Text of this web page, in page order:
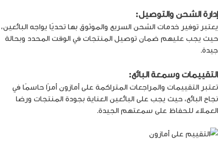
إدارة الشحن والتوصيل:
يعتبر توفير خدمات الشحن السريع والموثوق بها تحديًا يواجه البائعين،
حيث يجب عليهم ضمان توصيل المنتجات في الوقت المحدد وبحالة
جيدة.
التقييمات وسمعة البائع:
تعتبر التقييمات والمراجعات المتراكمة على أمازون أمرًا حاسمًا في
نجاح البائع، حيث يجب على البائعين العناية بجودة المنتجات ورضا
العملاء للحفاظ على سمعتهم الجيدة.